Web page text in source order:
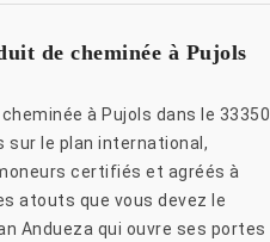
de cheminée à Pujols
à Pujols dans le 33350
sur le plan international,
certifiés et agréés à
atouts que vous devez le
Andueza qui ouvre ses portes